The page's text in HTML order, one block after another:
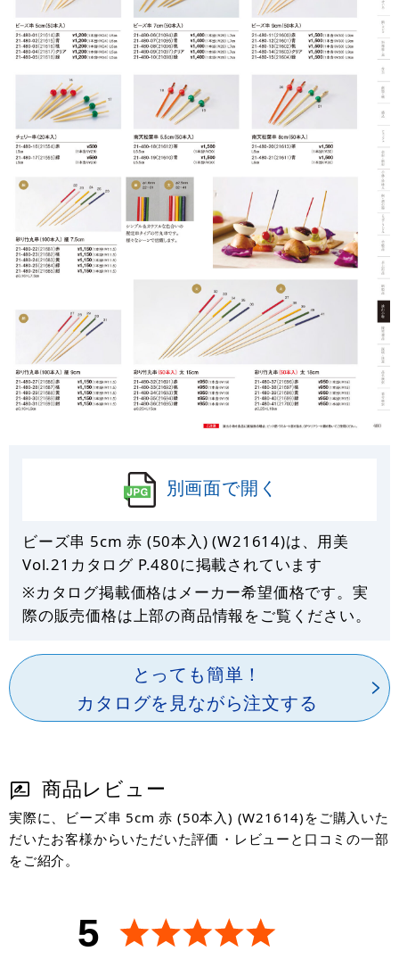
別画面で開く
ビーズ串 5cm 赤 (50本入) (W21614)は、用美
Vol.21カタログ P.480に掲載されています
※カタログ掲載価格はメーカー希望価格です。実
際の販売価格は上部の商品情報をご覧ください。
とっても簡単！
カタログを見ながら注文する
商品レビュー
実際に、ビーズ串 5cm 赤 (50本入) (W21614)をご購入いた
だいたお客様からいただいた評価・レビューと口コミの一部
をご紹介。
5